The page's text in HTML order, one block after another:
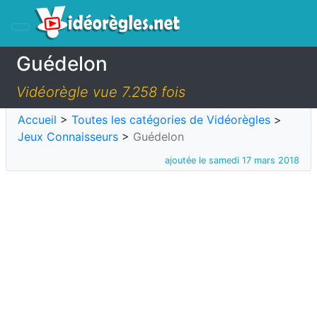
Guédelon
Vidéorègle vue 7.258 fois
Accueil > Toutes les catégories de Vidéorègles >
Jeux Connaisseurs > Guédelon
ajoutée le samedi 17 mars 2018